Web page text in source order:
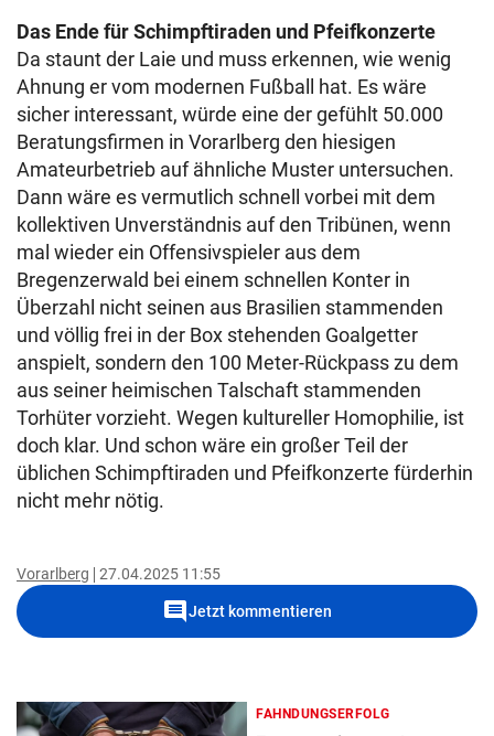
Das Ende für Schimpftiraden und Pfeifkonzerte
Da staunt der Laie und muss erkennen, wie wenig
Ahnung er vom modernen Fußball hat. Es wäre
sicher interessant, würde eine der gefühlt 50.000
Beratungsfirmen in Vorarlberg den hiesigen
Amateurbetrieb auf ähnliche Muster untersuchen.
Dann wäre es vermutlich schnell vorbei mit dem
kollektiven Unverständnis auf den Tribünen, wenn
mal wieder ein Offensivspieler aus dem
Bregenzerwald bei einem schnellen Konter in
Überzahl nicht seinen aus Brasilien stammenden
und völlig frei in der Box stehenden Goalgetter
anspielt, sondern den 100 Meter-Rückpass zu dem
aus seiner heimischen Talschaft stammenden
Torhüter vorzieht. Wegen kultureller Homophilie, ist
doch klar. Und schon wäre ein großer Teil der
üblichen Schimpftiraden und Pfeifkonzerte fürderhin
nicht mehr nötig.
Vorarlberg 27.04.2025 11:55
commentJetzt kommentieren
FAHNDUNGSERFOLG